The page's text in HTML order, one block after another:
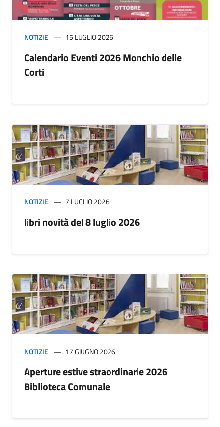
NOTIZIE 15 LUGLIO 2026
Calendario Eventi 2026 Monchio delle
Corti
NOTIZIE 7 LUGLIO 2026
libri novità del 8 luglio 2026
NOTIZIE 17 GIUGNO 2026
Aperture estive straordinarie 2026
Biblioteca Comunale